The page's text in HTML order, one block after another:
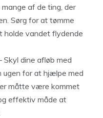
af de ting, der
Sørg for at tømme
holde vandet flydende
Skyl dine afløb med
ugen for at hjælpe med
måtte være kommet
effektiv måde at